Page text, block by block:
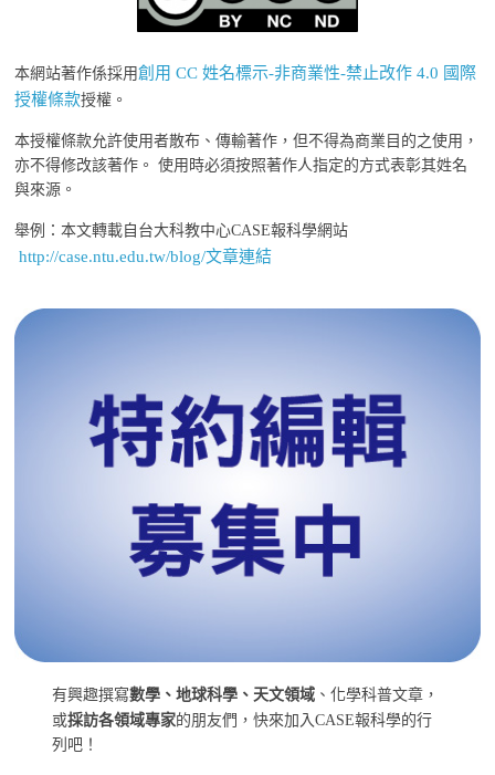
本網站著作係採用創用 CC 姓名標示-非商業性-禁止改作 4.0 國際
授權條款授權。
本授權條款允許使用者散布、傳輸著作，但不得為商業目的之使用，
亦不得修改該著作。 使用時必須按照著作人指定的方式表彰其姓名
與來源。
舉例：本文轉載自台大科教中心CASE報科學網站
http://case.ntu.edu.tw/blog/文章連結
有興趣撰寫數學、地球科學、天文領域 、化學科普文章，
或採訪各領域專家的朋友們，快來加入CASE報科學的行
列吧！